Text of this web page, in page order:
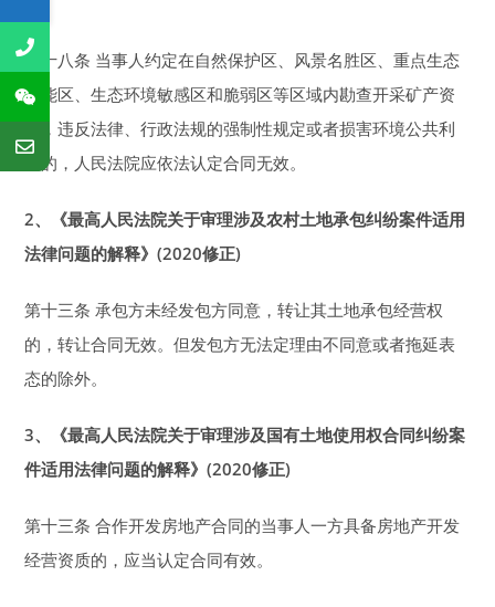
第十八条 当事人约定在自然保护区、风景名胜区、重点生态
功能区、生态环境敏感区和脆弱区等区域内勘查开采矿产资
源，违反法律、行政法规的强制性规定或者损害环境公共利
益的，人民法院应依法认定合同无效。
2、《最高人民法院关于审理涉及农村土地承包纠纷案件适用
法律问题的解释》(2020修正)
第十三条 承包方未经发包方同意，转让其土地承包经营权
的，转让合同无效。但发包方无法定理由不同意或者拖延表
态的除外。
3、《最高人民法院关于审理涉及国有土地使用权合同纠纷案
件适用法律问题的解释》(2020修正)
第十三条 合作开发房地产合同的当事人一方具备房地产开发
经营资质的，应当认定合同有效。